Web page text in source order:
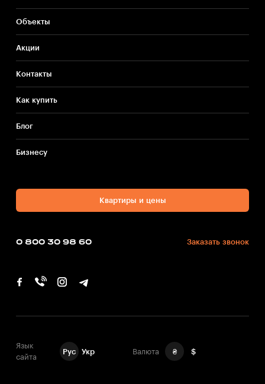
Объекты
Акции
Контакты
Как купить
Блог
Бизнесу
Квартиры и цены
0 800 30 98 60 Заказать звонок
Язык
сайта
Рус Укр Валюта ₴ $